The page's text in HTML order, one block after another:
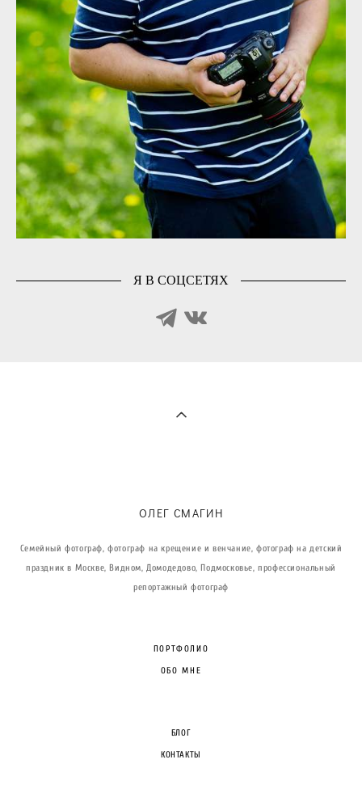
Я В СОЦСЕТЯХ
ОЛЕГ СМАГИН
Семейный фотограф, фотограф на крещение и венчание, фотограф на детский
праздник в Москве, Видном, Домодедово, Подмосковье, профессиональный
репортажный фотограф
ПОРТФОЛИО
ОБО МНЕ
БЛОГ
КОНТАКТЫ